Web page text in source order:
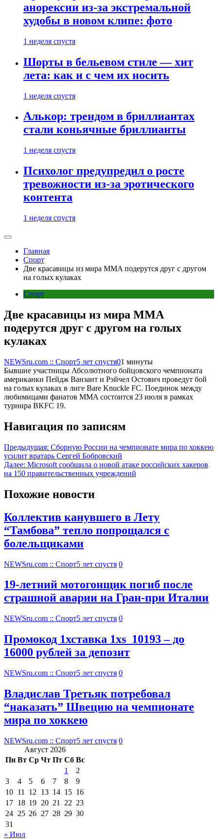
анорексии из-за экстремальной
худобы в новом клипе: фото
1 неделя спустя
Шорты в бельевом стиле — хит
лета: как и с чем их носить
1 неделя спустя
Алькор: трендом в бриллиантах
стали коньячные бриллианты
1 неделя спустя
Психолог предупредил о росте
тревожности из-за эротического
контента
1 неделя спустя
Главная
Спорт
Две красавицы из мира MMA подерутся друг с другом
на голых кулаках
Спорт
Две красавицы из мира MMA
подерутся друг с другом на голых
кулаках
NEWSru.com :: Спорт5 лет спустя01 минуты
Бывшие участницы Абсолютного бойцовского чемпионата
американки Пейдж Ванзант и Рэйчел Остович проведут бой
на голых кулаках в лиге Bare Knuckle FC. Поединок между
любимицами фанатов MMA состоится 23 июля в рамках
турнира BKFC 19.
Навигация по записям
Предыдущая: Сборную России на чемпионате мира по хоккею
усилит вратарь Сергей Бобровский
Далее: Microsoft сообщила о новой атаке российских хакеров
на 150 правительственных учреждений
Похожие новости
Коллектив канувшего в Лету
“Тамбова” тепло попрощался с
болельщиками
NEWSru.com :: Спорт5 лет спустя 0
19-летний мотогонщик погиб после
страшной аварии на Гран-при Италии
NEWSru.com :: Спорт5 лет спустя 0
Промокод 1хставка 1xs_10193 – до
16000 рублей за депозит
NEWSru.com :: Спорт5 лет спустя 0
Владислав Третьяк потребовал
“наказать” Швецию на чемпионате
мира по хоккею
NEWSru.com :: Спорт5 лет спустя 0
Август 2026
Пн Вт Ср Чт Пт Сб Вс
1
2
3
4 5 6 7 8
9
10 11 12 13 14 15 16
17 18 19 20 21 22 23
24 25 26 27 28 29 30
31
« Июл